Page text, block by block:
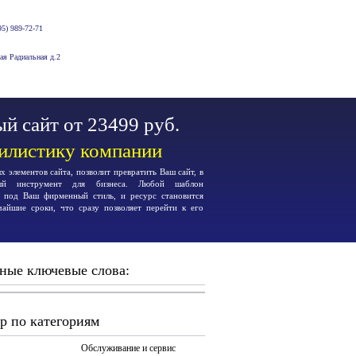
989-72-71
Радиальная д.2
сайт от 23499 руб.
компании
элементов сайта, позволит превратить Ваш сайт, в
инструмент для бизнеса. Любой шаблон
под Ваш фирменный стиль, и ресурс становится
сроки, что сразу позволяет перейти к его
ключевые слова:
по категориям
Обслуживание и сервис